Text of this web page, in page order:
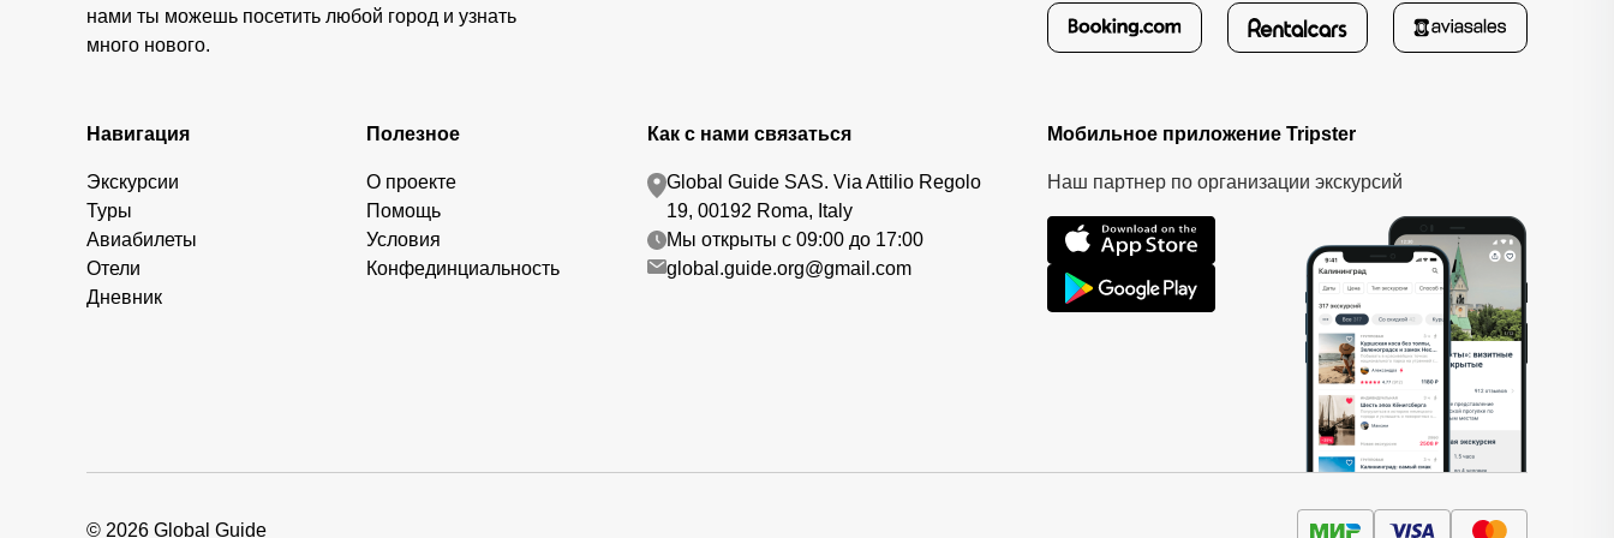
нами ты можешь посетить любой город и узнать
много нового.
Навигация
Экскурсии
Туры
Авиабилеты
Отели
Дневник
Полезное
О проекте
Помощь
Условия
Конфединциальность
Как с нами связаться
Global Guide SAS. Via Attilio Regolo
19, 00192 Roma, Italy
Мы открыты с 09:00 до 17:00
global.guide.org@gmail.com
Мобильное приложение Tripster
Наш партнер по организации экскурсий
© 2026 Global Guide